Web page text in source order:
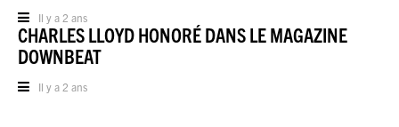
Il y a 2 ans
CHARLES LLOYD HONORÉ DANS LE MAGAZINE
DOWNBEAT
Il y a 2 ans